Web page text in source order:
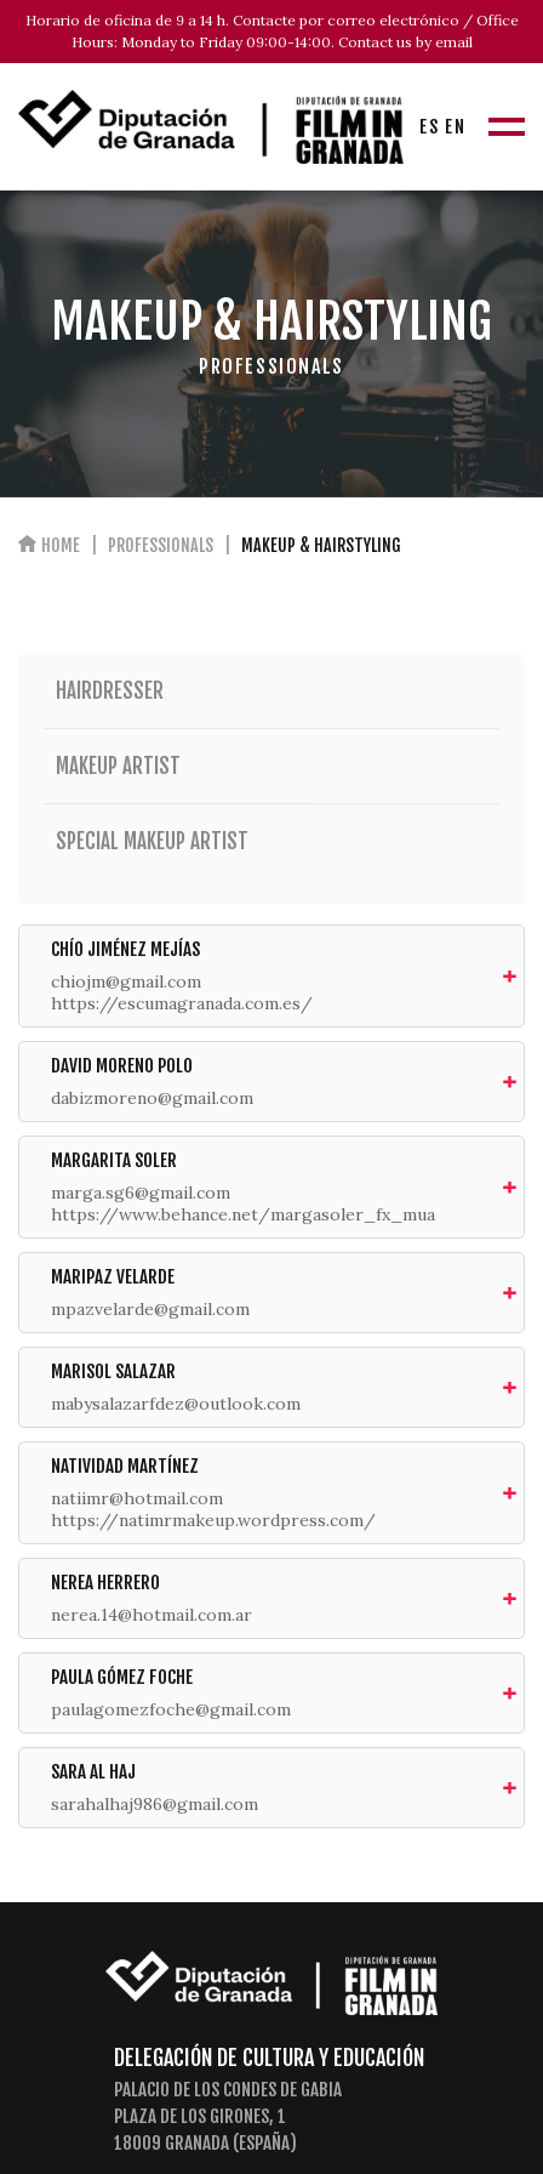
Horario de oficina de 9 a 14 h. Contacte por correo electrónico / Office
Hours: Monday to Friday 09:00-14:00. Contact us by email
ES EN
MAKEUP & HAIRSTYLING
PROFESSIONALS
HOME PROFESSIONALS MAKEUP & HAIRSTYLING
HAIRDRESSER
MAKEUP ARTIST
SPECIAL MAKEUP ARTIST
CHÍO JIMÉNEZ MEJÍAS
chiojm@gmail.com
https://escumagranada.com.es/
DAVID MORENO POLO
dabizmoreno@gmail.com
MARGARITA SOLER
marga.sg6@gmail.com
https://www.behance.net/margasoler_fx_mua
MARIPAZ VELARDE
mpazvelarde@gmail.com
MARISOL SALAZAR
mabysalazarfdez@outlook.com
NATIVIDAD MARTÍNEZ
natiimr@hotmail.com
https://natimrmakeup.wordpress.com/
NEREA HERRERO
nerea.14@hotmail.com.ar
PAULA GÓMEZ FOCHE
paulagomezfoche@gmail.com
SARA AL HAJ
sarahalhaj986@gmail.com
DELEGACIÓN DE CULTURA Y EDUCACIÓN
PALACIO DE LOS CONDES DE GABIA
PLAZA DE LOS GIRONES, 1
18009 GRANADA (ESPAÑA)